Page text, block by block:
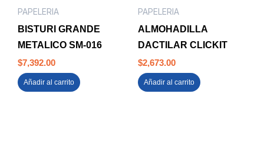
PAPELERIA
BISTURI GRANDE
METALICO SM-016
$7,392.00
Añadir al carrito
PAPELERIA
ALMOHADILLA
DACTILAR CLICKIT
$2,673.00
Añadir al carrito